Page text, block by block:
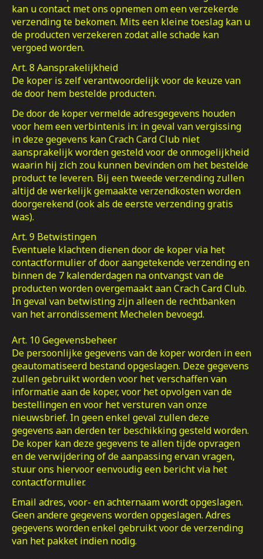
kan u contact met ons opnemen om een verzekerde
verzending te bekomen. Mits een kleine toeslag kan u
de producten verzekeren zodat alle schade kan
vergoed worden.
Art. 8 Aansprakelijkheid
De koper is zelf verantwoordelijk voor de keuze van
de door hem bestelde producten.
De door de koper vermelde adresgegevens houden
voor hem een verbintenis in: in geval van vergissing
in deze gegevens kan Crach Card Club niet
aansprakelijk worden gesteld voor de onmogelijkheid
waarin hij zich zou kunnen bevinden om het bestelde
product te leveren. Bij een tweede verzending zullen
altijd de werkelijk gemaakte verzendkosten worden
doorgerekend (ook als de eerste verzending gratis
was).
Art. 9 Betwistingen
Eventuele klachten dienen door de koper via het
contactformulier of door aangetekende verzending en
binnen de 7 kalenderdagen na ontvangst van de
producten worden overgemaakt aan Crach Card Club.
In geval van betwisting zijn alleen de rechtbanken
van het arrondissement Mechelen bevoegd.
Art. 10 Gegevensbeheer
De persoonlijke gegevens van de koper worden in een
geautomatiseerd bestand opgeslagen. Deze gegevens
zullen gebruikt worden voor het verschaffen van
informatie aan de koper, voor het opvolgen van de
bestellingen en voor het versturen van onze
nieuwsbrief. In geen enkel geval zullen deze
gegevens aan derden ter beschikking gesteld worden.
De koper kan deze gegevens te allen tijde opvragen
en de verwijdering of de aanpassing ervan vragen,
stuur ons hiervoor eenvoudig een bericht via het
contactformulier.
Email adres, voor- en achternaam wordt opgeslagen.
Geen andere gegevens worden opgeslagen. Adres
gegevens worden enkel gebruikt voor de verzending
van het pakket indien nodig.